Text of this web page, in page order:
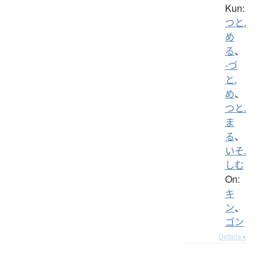
Kun:
つと.
め
る、
-づ
と.
め、
つと.
ま
る、
いそ.
しむ
On:
キ
ン、
ゴン
Details ▸